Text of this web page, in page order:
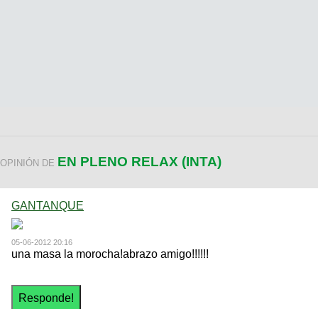
OPINIÓN DE EN PLENO RELAX (INTA)
GANTANQUE
05-06-2012 20:16
una masa la morocha!abrazo amigo!!!!!!